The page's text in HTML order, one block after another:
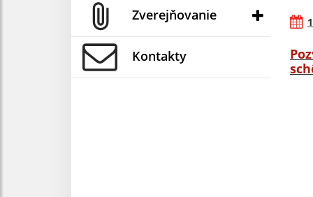
Zverejňovanie
Kontakty